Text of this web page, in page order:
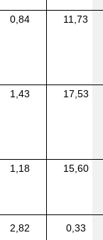
0,84 11,73
1,43 17,53
1,18 15,60
2,82 0,33